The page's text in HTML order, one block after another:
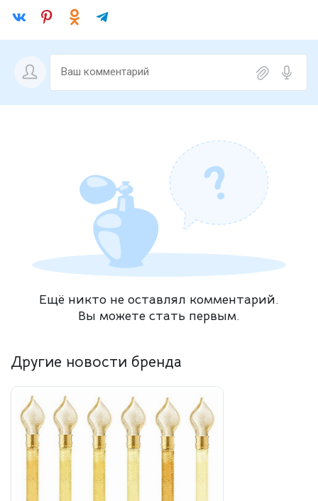
Ещё никто не оставлял комментарий.
Вы можете стать первым.
Другие новости бренда